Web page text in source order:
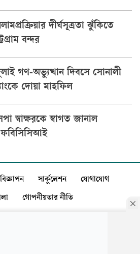
দীর্ঘসূত্রতা ঝুঁকিতে
বন্দর
গণ-অভ্যুত্থান দিবসে সোনালী
দোয়া মাহফিল
স্বাক্ষরকে স্বাগত জানাল
বিজ্ঞাপন সার্কুলেশন যোগাযোগ
গোপনীয়তার নীতি